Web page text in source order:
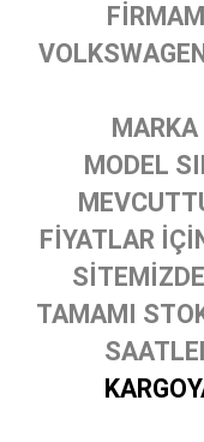
MODEL
FİYATLAR
TAMAMI